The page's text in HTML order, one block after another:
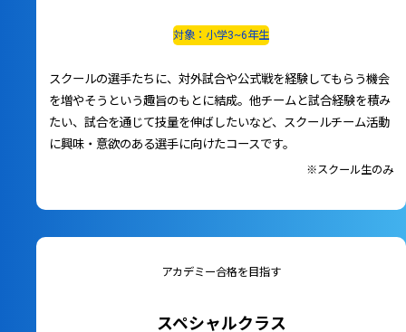
対象：小学3~6年生
スクールの選手たちに、対外試合や公式戦を経験してもらう機会
を増やそうという趣旨のもとに結成。他チームと試合経験を積み
たい、試合を通じて技量を伸ばしたいなど、スクールチーム活動
に興味・意欲のある選手に向けたコースです。
※スクール生のみ
アカデミー合格を目指す
スペシャルクラス